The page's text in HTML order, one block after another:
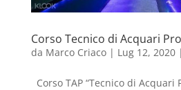
Corso Tecnico di Acquari
da Marco Criaco| Lug 12, 2020|
Corso TAP “Tecnico di Acquari